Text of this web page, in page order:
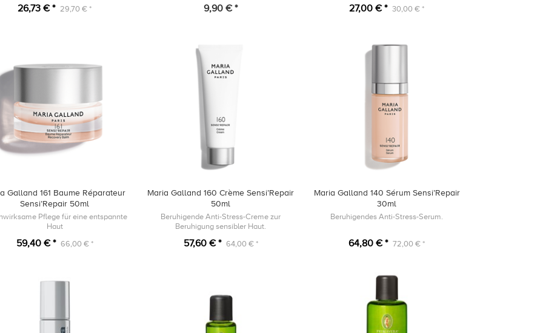
26,73 € * 29,70 € * 9,90 € * 27,00 € * 30,00 € *
Galland 161 Baume Réparateur
Sensi’Repair 50ml
Pflege für eine entspannte
Haut
59,40 € * 66,00 € *
Maria Galland 160 Crème Sensi’Repair
50ml
Beruhigende Anti-Stress-Creme zur
Beruhigung sensibler Haut.
57,60 € * 64,00 € *
Maria Galland 140 Sérum Sensi’Repair
30ml
Beruhigendes Anti-Stress-Serum.
64,80 € * 72,00 € *